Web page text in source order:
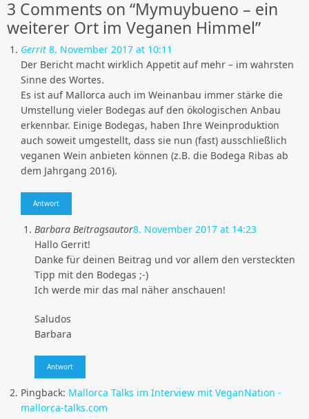
3 Comments on “Mymuybueno – ein
weiterer Ort im Veganen Himmel”
Gerrit 8. November 2017 at 10:11
Der Bericht macht wirklich Appetit auf mehr – im wahrsten
Sinne des Wortes.
Es ist auf Mallorca auch im Weinanbau immer stärke die
Umstellung vieler Bodegas auf den ökologischen Anbau
erkennbar. Einige Bodegas, haben Ihre Weinproduktion
auch soweit umgestellt, dass sie nun (fast) ausschließlich
veganen Wein anbieten können (z.B. die Bodega Ribas ab
dem Jahrgang 2016).
Antwort
Barbara Beitragsautor8. November 2017 at 14:23
Hallo Gerrit!
Danke für deinen Beitrag und vor allem den versteckten
Tipp mit den Bodegas ;-)
Ich werde mir das mal näher anschauen!
Saludos
Barbara
Antwort
Pingback: Mallorca Talks im Interview mit VeganNation -
mallorca-talks.com